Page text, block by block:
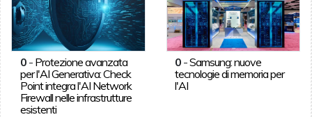
0- Protezione avanzata
per l'AI Generativa: Check
Point integra l'AI Network
Firewall nelle infrastrutture
esistenti
0 -Samsung: nuove
tecnologie di memoria per
l'AI